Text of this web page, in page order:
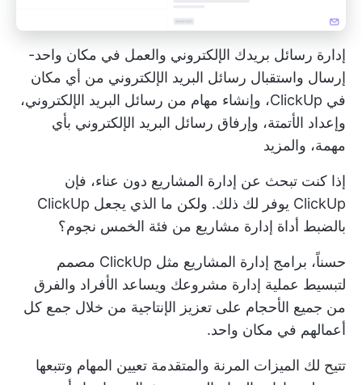
إدارة رسائل بريدك الإلكتروني والعمل في مكان واحد-
إرسال واستقبال رسائل البريد الإلكتروني من أي مكان
في ClickUp، وإنشاء مهام من رسائل البريد الإلكتروني،
وإعداد الأتمتة، وإرفاق رسائل البريد الإلكتروني بأي
مهمة، والمزيد
إذا كنت تبحث عن إدارة المشاريع دون عناء، فإن
ClickUp يوفر لك ذلك. ولكن ما الذي يجعل ClickUp
بالضبط أداة إدارة مشاريع من فئة الخمس نجوم؟
حسناً، برامج إدارة المشاريع مثل ClickUp مصمم
لتبسيط عملية إدارة مشروعك ويساعد الأفراد والفرق
من جميع الأحجام على تعزيز الإنتاجية من خلال جمع كل
أعمالهم في مكان واحد.
تتيح لك الميزات المرنة والمتقدمة تعيين المهام وتتبعها